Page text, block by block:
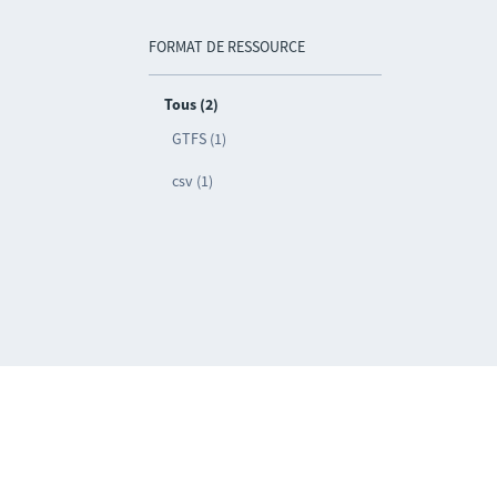
FORMAT DE RESSOURCE
Tous (2)
GTFS (1)
csv (1)